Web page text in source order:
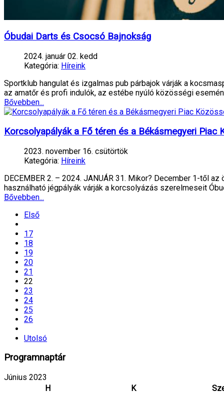
Óbudai Darts és Csocsó Bajnokság
2024. január 02. kedd
Kategória: Híreink
Sportklub hangulat és izgalmas pub párbajok várják a
az amatőr és profi indulók, az estébe nyúló közösségi
Bővebben...
Korcsolyapályák a Fő téren és a Békásmegyeri Piac
2023. november 16. csütörtök
Kategória: Híreink
DECEMBER 2. – 2024. JANUÁR 31. Mikor? December 1-től
használható jégpályák várják a korcsolyázás szerelmeseit
Bővebben...
Első
17
18
19
20
21
22
23
24
25
26
Utolsó
Programnaptár
Június 2023
H
K